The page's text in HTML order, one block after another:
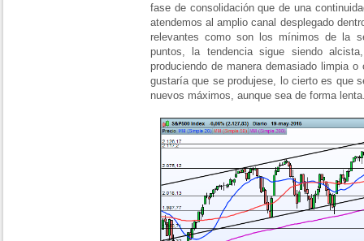
fase de consolidación que de una
atendemos al amplio canal desplegado
relevantes como son los mínimos de la
puntos, la tendencia sigue siendo
produciendo de manera demasiado limpia
gustaría que se produjese, lo cierto es que
nuevos máximos, aunque sea de forma